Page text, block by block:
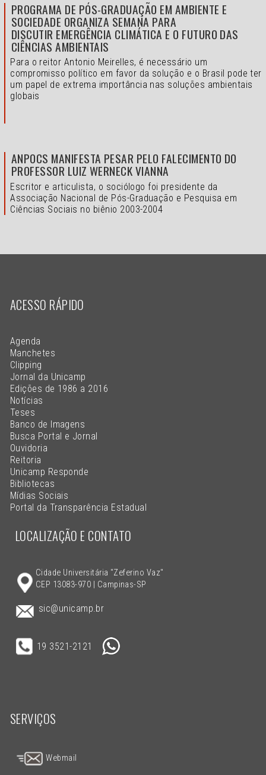
PROGRAMA DE PÓS-GRADUAÇÃO EM AMBIENTE E
SOCIEDADE ORGANIZA SEMANA PARA
DISCUTIR EMERGÊNCIA CLIMÁTICA E O FUTURO DAS
CIÊNCIAS AMBIENTAIS
Para o reitor Antonio Meirelles, é necessário um
compromisso político em favor da solução e o Brasil pode ter
um papel de extrema importância nas soluções ambientais
globais
ANPOCS MANIFESTA PESAR PELO FALECIMENTO DO
PROFESSOR LUIZ WERNECK VIANNA
Escritor e articulista, o sociólogo foi presidente da
Associação Nacional de Pós-Graduação e Pesquisa em
Ciências Sociais no biênio 2003-2004
ACESSO RÁPIDO
Agenda
Manchetes
Clipping
Jornal da Unicamp
Edições de 1986 a 2016
Notícias
Teses
Banco de Imagens
Busca Portal e Jornal
Ouvidoria
Reitoria
Unicamp Responde
Bibliotecas
Mídias Sociais
Portal da Transparência Estadual
LOCALIZAÇÃO E CONTATO
Cidade Universitária "Zeferino Vaz"
CEP 13083-970 | Campinas-SP
sic@unicamp.br
19 3521-2121
SERVIÇOS
Webmail